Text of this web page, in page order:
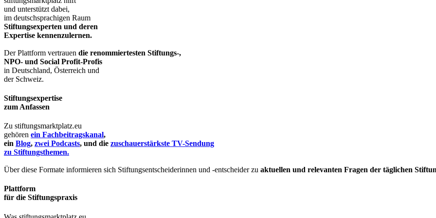
und unterstützt dabei,
im deutschsprachigen Raum
Stiftungsexperten und deren
Expertise kennenzulernen.
Der Plattform vertrauen die renommiertesten Stiftungs-,
NPO- und Social Profit-Profis
in Deutschland, Österreich und
der Schweiz.
Stiftungsexpertise
zum Anfassen
Zu stiftungsmarktplatz.eu
gehören ein Fachbeitragskanal,
ein Blog, zwei Podcasts, und die zuschauerstärkste TV-Sendung
zu Stiftungsthemen.
Über diese Formate informieren sich Stiftungsentscheiderinnen und -entscheider zu aktuellen und relevanten Fragen der täglichen
Plattform
für die Stiftungspraxis